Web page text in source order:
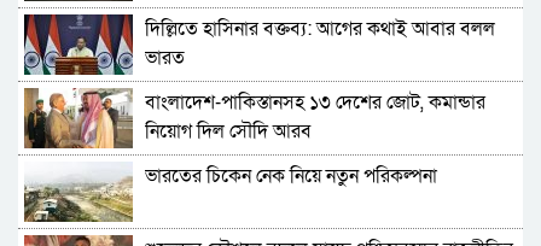
দিল্লিতে হাসিনার বক্তব্য: আগের কথাই আবার বলল
ভারত
বাংলাদেশ-পাকিস্তানসহ ১৩ দেশের জোট, কমান্ডার
নিয়োগ দিল সৌদি আরব
ভারতের চিকেন নেক নিয়ে নতুন পরিকল্পনা